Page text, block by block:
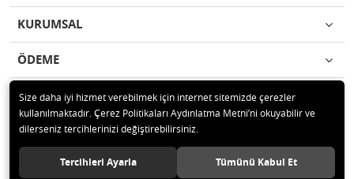
KURUMSAL
ÖDEME
İLETİŞİM
© 2020 Avize Marketim Tüm hakları saklıdır.
Size daha iyi hizmet verebilmek için internet sitemizde çerezler
kullanılmaktadır. Çerez Politikaları Aydınlatma Metni’ni okuyabilir ve
dilerseniz tercihlerinizi değiştirebilirsiniz.
Tercihleri Ayarla Tümünü Kabul Et